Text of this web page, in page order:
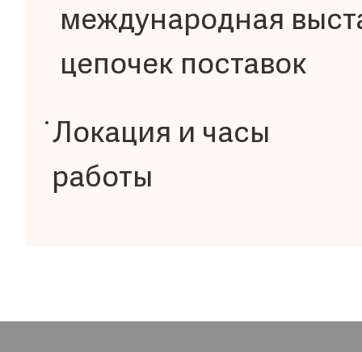
международная
цепочек поставок
Локация и часы
работы